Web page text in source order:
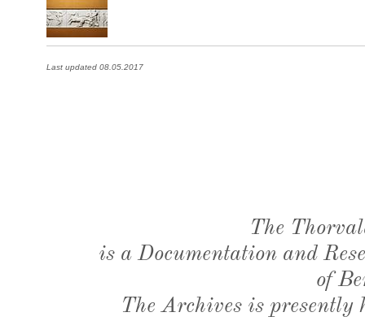
Last updated 08.05.2017
The
is a Documentation and
of
The Archives is presently